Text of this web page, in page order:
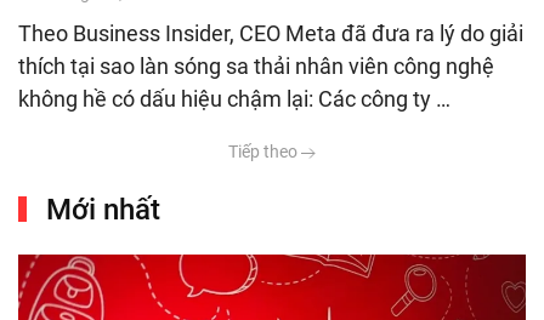
Theo Business Insider, CEO Meta đã đưa ra lý do giải
thích tại sao làn sóng sa thải nhân viên công nghệ
không hề có dấu hiệu chậm lại: Các công ty …
Tiếp theo
Mới nhất